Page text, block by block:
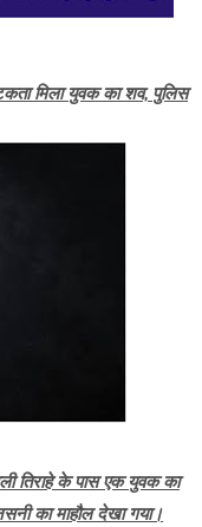
मिला युवक का शव, पुलिस
तिराहे के पास एक युवक का
का माहौल देखा गया।